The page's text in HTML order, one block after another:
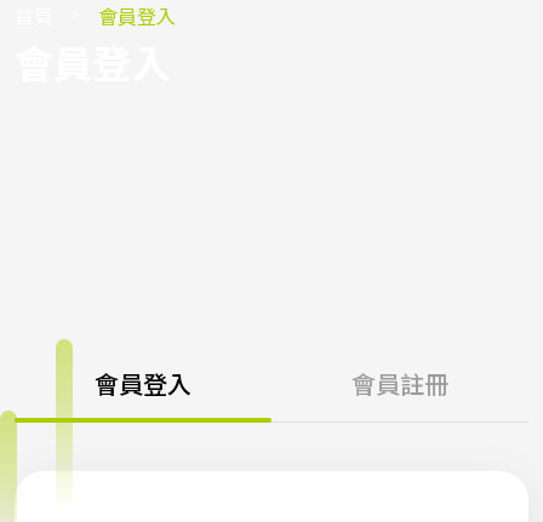
會員登入
會員登入 會員註冊